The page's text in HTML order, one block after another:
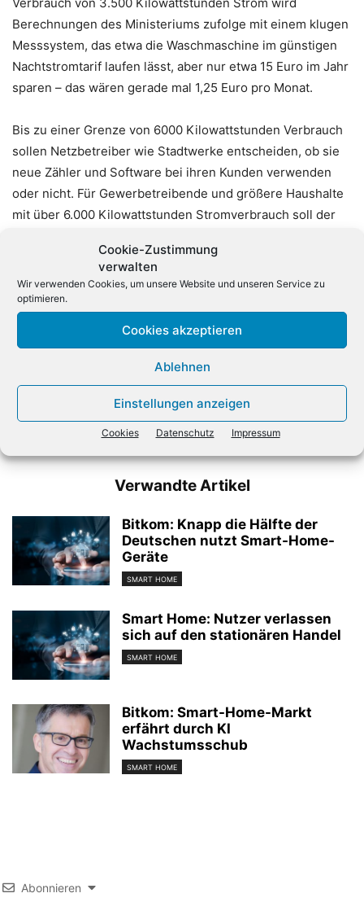
Cookie-Zustimmung
verwalten
Wir verwenden Cookies, um unsere Website und unseren Service zu
optimieren.
Cookies akzeptieren
Ablehnen
Einstellungen anzeigen
Cookies Datenschutz Impressum
Berechnungen des Ministeriums zufolge mit einem klugen
Messsystem, das etwa die Waschmaschine im günstigen
Nachtstromtarif laufen lässt, aber nur etwa 15 Euro im Jahr
sparen – das wären gerade mal 1,25 Euro pro Monat.
Bis zu einer Grenze von 6000 Kilowattstunden Verbrauch
sollen Netzbetreiber wie Stadtwerke entscheiden, ob sie
neue Zähler und Software bei ihren Kunden verwenden
oder nicht. Für Gewerbetreibende und größere Haushalte
mit über 6.000 Kilowattstunden Stromverbrauch soll der
Symantec verkauft Veritas
Mittelstandsfinanzierung in
Verwandte Artikel
Bitkom: Knapp die Hälfte der
Deutschen nutzt Smart-Home-
Geräte
SMART HOME
Smart Home: Nutzer verlassen
sich auf den stationären Handel
SMART HOME
Bitkom: Smart-Home-Markt
erfährt durch KI
Wachstumsschub
SMART HOME
Abonnieren